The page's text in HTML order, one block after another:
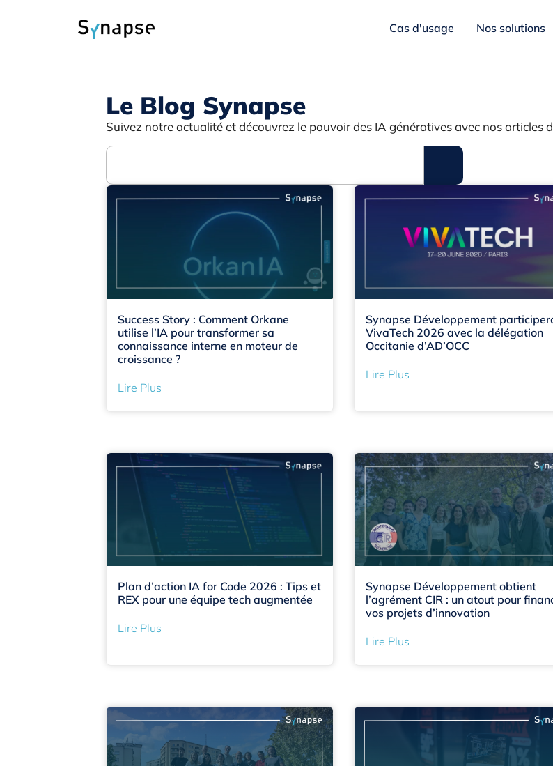
Cas d'usage Nos solutions
Le Blog Synapse
Suivez notre actualité et découvrez le pouvoir des IA génératives avec nos articles
Success Story : Comment Orkane
utilise l’IA pour transformer sa
connaissance interne en moteur de
croissance ?
Lire Plus
Synapse Développement
VivaTech 2026 avec la délégation
Occitanie d’AD’OCC
Lire Plus
Plan d’action IA for Code 2026 : Tips et
REX pour une équipe tech augmentée
Lire Plus
Synapse Développement obtient
l’agrément CIR : un atout pour
vos projets d’innovation
Lire Plus